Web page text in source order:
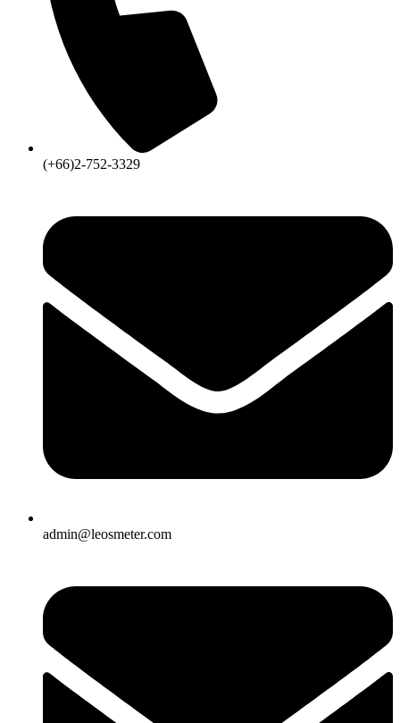
(+66)2-752-3329
admin@leosmeter.com